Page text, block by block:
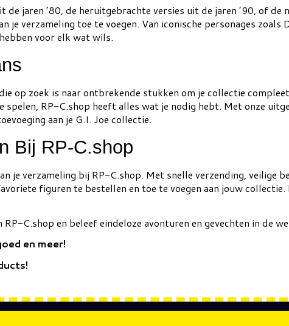
jaren ’80, de heruitgebrachte versies uit de jaren ’90, of de
je verzameling toe te voegen. Van iconische personages
voor elk wat wils.
op zoek is naar ontbrekende stukken om je collectie
spelen, RP-C.shop heeft alles wat je nodig hebt. Met onze
aan je G.I. Joe collectie.
Bij RP-C.shop
je verzameling bij RP-C.shop. Met snelle verzending, veilige
figuren te bestellen en toe te voegen aan jouw
C.shop en beleef eindeloze avonturen en gevechten in de
en meer!